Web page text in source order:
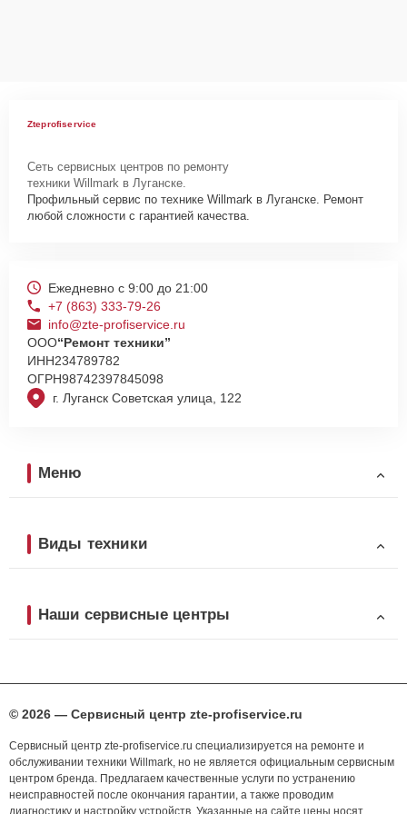
Для запуска процесса ремонта стиральной машины Willmark WM-
оперативно проконсультируют по всем необходимым вопросам,
запишут на диагностику, подскажут с вариантами курьерской
доставки или оформят выезд мастера в удобное время и место.
Zteprofiservice
Сеть сервисных центров по ремонту
техники Willmark в Луганске.
Профильный сервис по технике Willmark в Луганске. Ремонт
любой сложности с гарантией качества.
г. Луганск Советская улица, 122
Ежедневно с 9:00 до 21:00
+7 (863) 333-79-26
info@zte-profiservice.ru
ООО“Ремонт техники”
ИНН234789782
ОГРН98742397845098
Меню
Виды техники
Наши сервисные центры
© 2026 — Сервисный центр zte-profiservice.ru
Сервисный центр zte-profiservice.ru специализируется на ремонте и
обслуживании техники Willmark, но не является официальным сервисным
центром бренда. Предлагаем качественные услуги по устранению
неисправностей после окончания гарантии, а также проводим
диагностику и настройку устройств. Указанные на сайте цены носят